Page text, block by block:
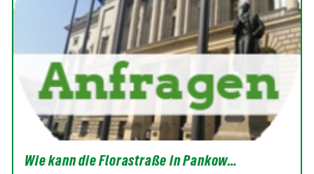
Wie kann die Florastraße in Pankow…